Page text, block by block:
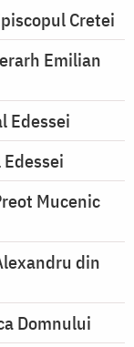
Cretei
Emilian
Edessei
Mucenic
din
Domnului